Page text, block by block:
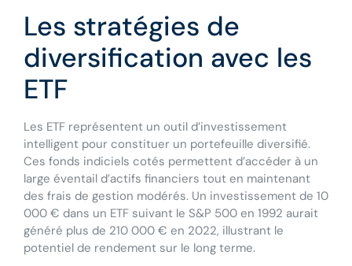
Les stratégies de
diversification avec les
ETF
Les ETF représentent un outil d’investissement
intelligent pour constituer un portefeuille diversifié.
Ces fonds indiciels cotés permettent d’accéder à un
large éventail d’actifs financiers tout en maintenant
des frais de gestion modérés. Un investissement de 10
000 € dans un ETF suivant le S&P 500 en 1992 aurait
généré plus de 210 000 € en 2022, illustrant le
potentiel de rendement sur le long terme.